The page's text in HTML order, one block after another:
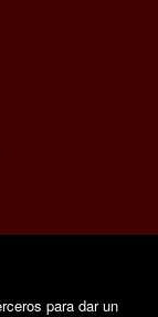
para dar un